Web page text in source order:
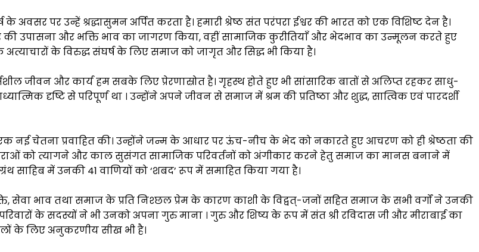
अवसर पर उन्हें श्रद्धासुमन अर्पित करता है। हमारी श्रेष्ठ संत परंपरा ईश्वर की भारत को एक विशिष्ट देन है।
की उपासना और भक्ति भाव का जागरण किया, वहीं सामाजिक कुरीतियाँ और भेदभाव का उन्मूलन करते हुए
के विरुद्ध संघर्ष के लिए समाज को जागृत और सिद्ध भी किया है।
जीवन और कार्य हम सबके लिए प्रेरणास्रोत है। गृहस्थ होते हुए भी सांसारिक बातों से अलिप्त रहकर साधु-
दृष्टि से परिपूर्ण था । उन्होंने अपने जीवन से समाज में श्रम की प्रतिष्ठा और शुद्ध, सात्विक एवं पारदर्शी
नई चेतना प्रवाहित की। उन्होंने जन्म के आधार पर ऊंच-नीच के भेद को नकारते हुए आचरण को ही श्रेष्ठता की
को त्यागने और काल सुसंगत सामाजिक परिवर्तनों को अंगीकार करने हेतु समाज का मानस बनाने में
साहिब में उनकी 41 वाणियों को ‘शबद’ रूप में समाहित किया गया है।
सेवा भाव तथा समाज के प्रति निश्छल प्रेम के कारण काशी के विद्वत्-जनों सहित समाज के सभी वर्गों ने उनकी
के सदस्यों ने भी उनको अपना गुरु माना । गुरु और शिष्य के रूप में संत श्री रविदास जी और मीराबाई का
के लिए अनुकरणीय सीख भी है।